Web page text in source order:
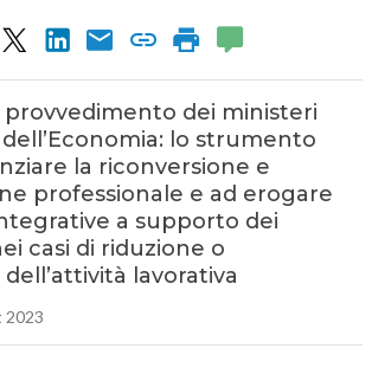
dei ministeri
lo strumento
la riconversione e
professionale e ad erogare
a supporto dei
casi di riduzione o
lavorativa
2023